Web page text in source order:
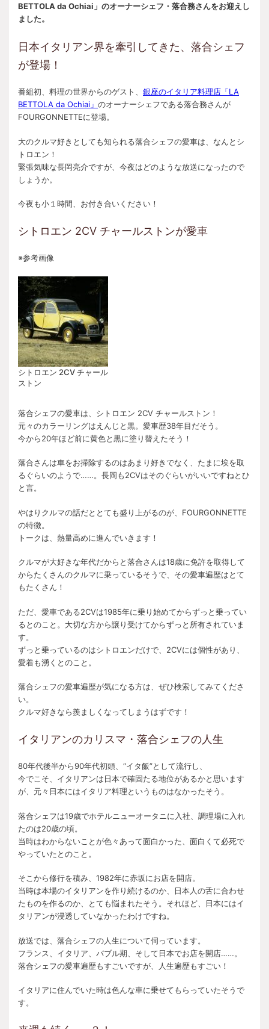
BETTOLA da Ochiai」のオーナーシェフ・落合務さんをお迎えし
ました。
日本イタリアン界を牽引してきた、落合シェフ
が登場！
番組初、料理の世界からのゲスト、 銀座のイタリア料理店「LA
BETTOLA da Ochiai」 のオーナーシェフである落合務さんが
FOURGONNETTEに登場。
大のクルマ好きとしても知られる落合シェフの愛車は、なんとシ
トロエン！
緊張気味な長岡亮介ですが、今夜はどのような放送になったので
しょうか。
今夜も小１時間、お付き合いください！
シトロエン 2CV チャールストンが愛車
※参考画像
シトロエン 2CV チャール
ストン
落合シェフの愛車は、シトロエン 2CV チャールストン！
元々のカラーリングはえんじと黒。愛車歴38年目だそう。
今から20年ほど前に黄色と黒に塗り替えたそう！
落合さんは車をお掃除するのはあまり好きでなく、たまに埃を取
るぐらいのようで……。長岡も2CVはそのぐらいがいいですねとひ
と言。
やはりクルマの話だととても盛り上がるのが、FOURGONNETTE
の特徴。
トークは、熱量高めに進んでいきます！
クルマが大好きな年代だからと落合さんは18歳に免許を取得して
からたくさんのクルマに乗っているそうで、その愛車遍歴はとて
もたくさん！
ただ、愛車である2CVは1985年に乗り始めてからずっと乗ってい
るとのこと。大切な方から譲り受けてからずっと所有されていま
す。
ずっと乗っているのはシトロエンだけで、2CVには個性があり、
愛着も湧くとのこと。
落合シェフの愛車遍歴が気になる方は、ぜひ検索してみてくださ
い。
クルマ好きなら羨ましくなってしまうはずです！
イタリアンのカリスマ・落合シェフの人生
80年代後半から90年代初頭、“イタ飯”として流行し、
今でこそ、イタリアンは日本で確固たる地位があるかと思います
が、元々日本にはイタリア料理というものはなかったそう。
落合シェフは19歳でホテルニューオータニに入社、調理場に入れ
たのは20歳の頃。
当時はわからないことが色々あって面白かった、面白くて必死で
やっていたとのこと。
そこから修行を積み、1982年に赤坂にお店を開店。
当時は本場のイタリアンを作り続けるのか、日本人の舌に合わせ
たものを作るのか、とても悩まれたそう。それほど、日本にはイ
タリアンが浸透していなかったわけですね。
放送では、落合シェフの人生について伺っています。
フランス、イタリア、バブル期、そして日本でお店を開店……。
落合シェフの愛車遍歴もすごいですが、人生遍歴もすごい！
イタリアに住んでいた時は色んな車に乗せてもらっていたそうで
す。